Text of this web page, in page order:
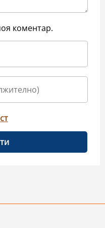
коментар.